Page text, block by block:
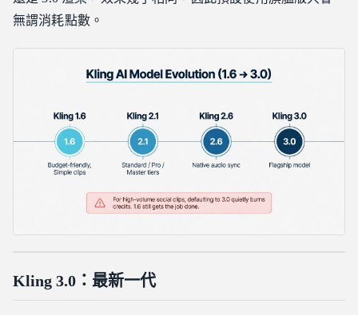
無謂消耗點數。
Kling 3.0：最新一代